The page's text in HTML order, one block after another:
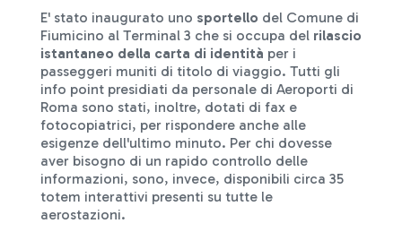
E' stato inaugurato uno sportello del Comune di
Fiumicino al Terminal 3 che si occupa del rilascio
istantaneo della carta di identità per i
passeggeri muniti di titolo di viaggio. Tutti gli
info point presidiati da personale di Aeroporti di
Roma sono stati, inoltre, dotati di fax e
fotocopiatrici, per rispondere anche alle
esigenze dell'ultimo minuto. Per chi dovesse
aver bisogno di un rapido controllo delle
informazioni, sono, invece, disponibili circa 35
totem interattivi presenti su tutte le
aerostazioni.